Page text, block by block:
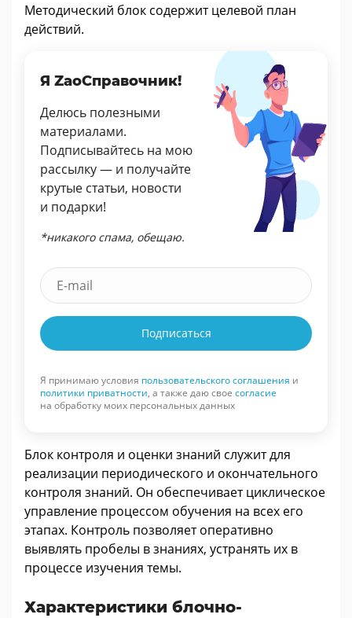
Методический блок содержит целевой план
действий.
Я ZaoСправочник!
Делюсь полезными
материалами.
Подписывайтесь на мою
рассылку — и получайте
крутые статьи, новости
и подарки!
*никакого спама, обещаю.
Подписаться
Я принимаю условия пользовательского соглашения и
политики приватности, а также даю свое согласие
на обработку моих персональных данных
Блок контроля и оценки знаний служит для
реализации периодического и окончательного
контроля знаний. Он обеспечивает циклическое
управление процессом обучения на всех его
этапах. Контроль позволяет оперативно
выявлять пробелы в знаниях, устранять их в
процессе изучения темы.
Характеристики блочно-